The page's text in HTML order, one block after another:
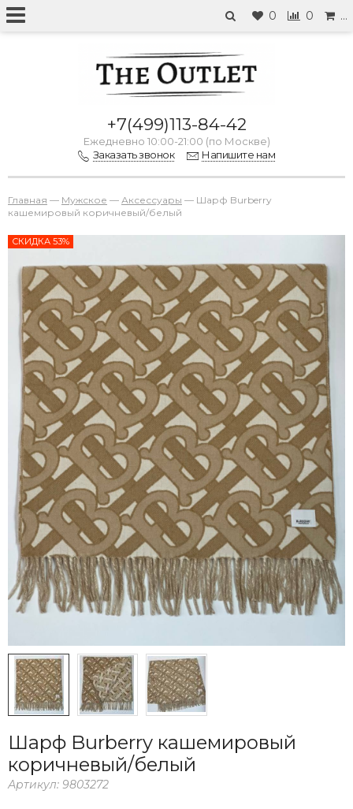
0 0 …
+7(499)113-84-42
Ежедневно 10:00-21:00 (по Москве)
Заказать звонок
Напишите нам
Главная — Мужское — Аксессуары — Шарф Burberry
кашемировый коричневый/белый
СКИДКА 53%
Шарф Burberry кашемировый
коричневый/белый
Артикул: 9803272